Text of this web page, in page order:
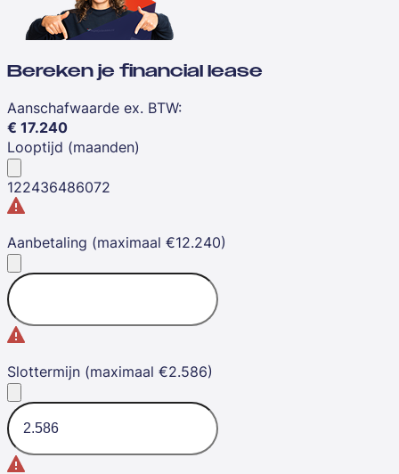
Bereken je financial lease
Aanschafwaarde ex. BTW:
€ 17.240
Looptijd (maanden)
122436486072
Aanbetaling (maximaal €12.240)
Slottermijn (maximaal €2.586)